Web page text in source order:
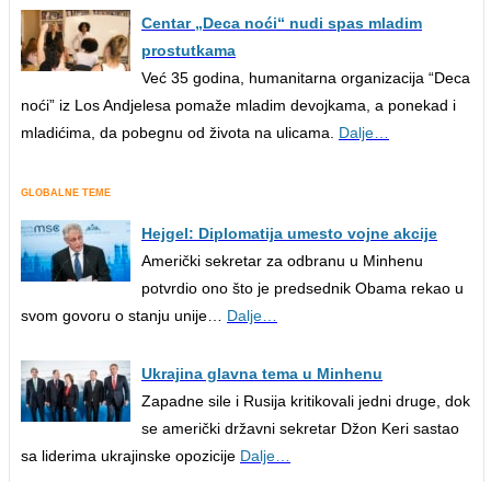
Centar „Deca noći“ nudi spas mladim
prostutkama
Već 35 godina, humanitarna organizacija “Deca
noći” iz Los Andjelesa pomaže mladim devojkama, a ponekad i
mladićima, da pobegnu od života na ulicama.
Dalje…
GLOBALNE TEME
Hejgel: Diplomatija umesto vojne akcije
Američki sekretar za odbranu u Minhenu
potvrdio ono što je predsednik Obama rekao u
svom govoru o stanju unije…
Dalje…
Ukrajina glavna tema u Minhenu
Zapadne sile i Rusija kritikovali jedni druge, dok
se američki državni sekretar Džon Keri sastao
sa liderima ukrajinske opozicije Dalje…